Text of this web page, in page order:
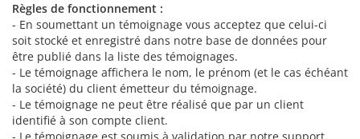
Règles de fonctionnement :
- En soumettant un témoignage vous acceptez que celui-ci
soit stocké et enregistré dans notre base de données pour
être publié dans la liste des témoignages.
- Le témoignage affichera le nom, le prénom (et le cas échéant
la société) du client émetteur du témoignage.
- Le témoignage ne peut être réalisé que par un client
identifié à son compte client.